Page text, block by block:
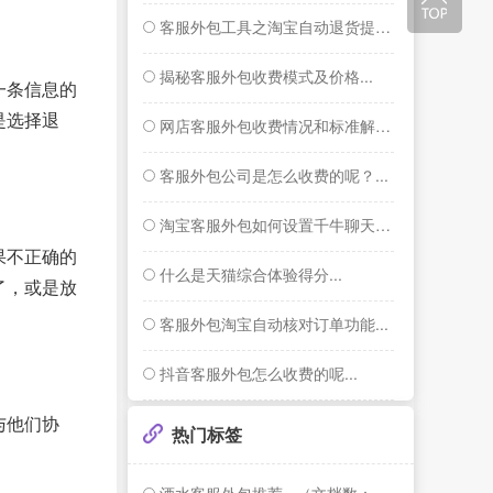
条信息的
选择退
不正确的
，或是放
他们协
客服外包工具之淘宝自动退货提醒功能...
揭秘客服外包收费模式及价格...
网店客服外包收费情况和标准解答...
客服外包公司是怎么收费的呢？...
淘宝客服外包如何设置千牛聊天窗口右侧的智...
什么是天猫综合体验得分...
客服外包淘宝自动核对订单功能...
抖音客服外包怎么收费的呢...
热门标签